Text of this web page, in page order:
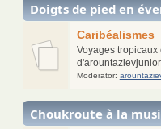
Doigts de pied en
Caribéalismes
Voyages tropicaux
Moderator:
Choukroute à la